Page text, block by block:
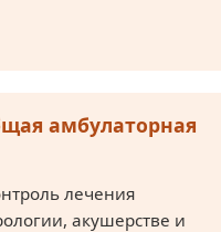
амбулаторная
лечения
акушерстве и